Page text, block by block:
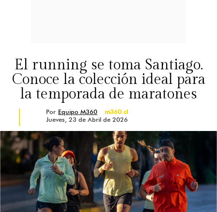
El running se toma Santiago.
Conoce la colección ideal para
la temporada de maratones
Por Equipo M360
m360.cl
Jueves, 23 de Abril de 2026